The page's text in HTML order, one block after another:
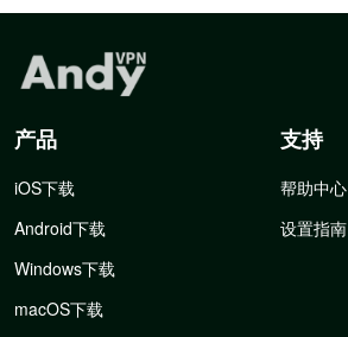
产品
iOS下载
Android下载
Windows下载
macOS下载
支持
帮助中心
设置指南